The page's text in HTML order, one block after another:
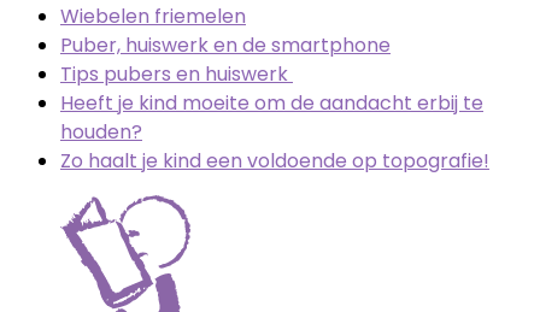
Wiebelen friemelen
Puber, huiswerk en de smartphone
Tips pubers en huiswerk
Heeft je kind moeite om de aandacht erbij te
houden?
Zo haalt je kind een voldoende op topografie!